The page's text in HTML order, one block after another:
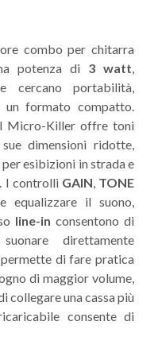
combo per chitarra
potenza di 3 watt,
cercano portabilità,
formato compatto.
Micro-Killer offre toni
dimensioni ridotte,
esibizioni in strada e
I controlli GAIN, TONE
equalizzare il suono,
line-in consentono di
direttamente
di fare pratica
di maggior volume,
collegare una cassa più
consente di